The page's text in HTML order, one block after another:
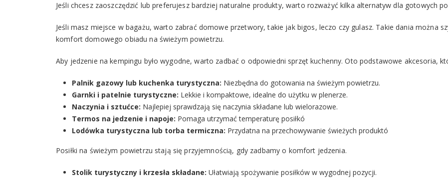
Jeśli chcesz zaoszczędzić lub preferujesz bardziej naturalne produkty, warto rozważyć kilka alternatyw dla gotowych
Jeśli masz miejsce w bagażu, warto zabrać domowe przetwory, takie jak bigos, leczo czy gulasz. Takie dania można
komfort domowego obiadu na świeżym powietrzu.
Aby jedzenie na kempingu było wygodne, warto zadbać o odpowiedni sprzęt kuchenny. Oto podstawowe akcesoria,
Palnik gazowy lub kuchenka turystyczna: Niezbędna do gotowania na świeżym powietrzu.
Garnki i patelnie turystyczne: Lekkie i kompaktowe, idealne do użytku w plenerze.
Naczynia i sztućce: Najlepiej sprawdzają się naczynia składane lub wielorazowe.
Termos na jedzenie i napoje: Pomaga utrzymać temperaturę posiłkó
Lodówka turystyczna lub torba termiczna: Przydatna na przechowywanie świeżych produktó
Posiłki na świeżym powietrzu stają się przyjemnością, gdy zadbamy o komfort jedzenia.
Stolik turystyczny i krzesła składane: Ułatwiają spożywanie posiłków w wygodnej pozycji.